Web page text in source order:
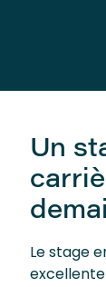
Un
Le stage